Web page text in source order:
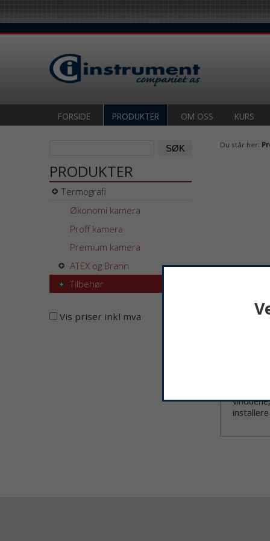
FORSIDE PRODUKTER OM OSS KURS
Du står her:
PRODUKTER
Termografi
Økonomi kamera
Proff kamera
Premium kamera
ATEX og Brann
Tilbehør
Vis priser inkl mva